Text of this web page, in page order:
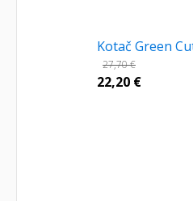
Kotač Green
27,70€
22,20 €